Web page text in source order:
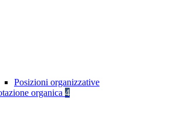
Posizioni organizzative
organica 4